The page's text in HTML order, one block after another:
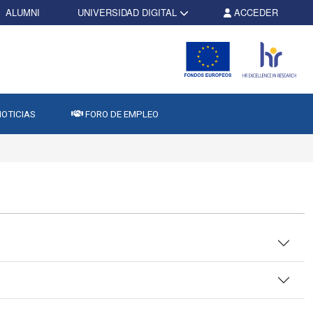
ALUMNI UNIVERSIDAD DIGITAL ACCEDER
FORO DE EMPLEO